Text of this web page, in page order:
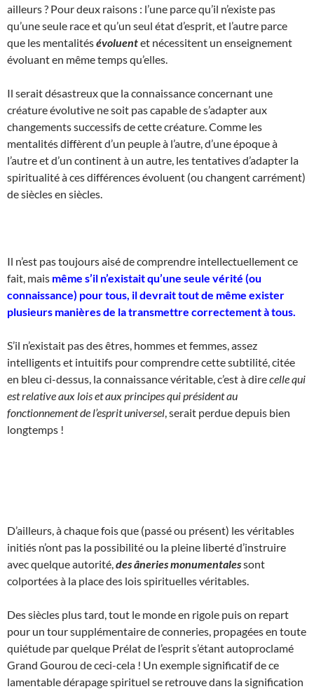
ailleurs ? Pour deux raisons : l’une parce qu’il n’existe pas
qu’une seule race et qu’un seul état d’esprit, et l’autre parce
que les mentalitésévoluentet nécessitent un enseignement
évoluant en même temps qu’elles.
Il serait désastreux que la connaissance concernant une
créature évolutive ne soit pas capable de s’adapter aux
changements successifs de cette créature. Comme les
mentalités diffèrent d’un peuple à l’autre, d’une époque à
l’autre et d’un continent à un autre, les tentatives d’adapter la
spiritualité à ces différences évoluent (ou changent carrément)
de siècles en siècles.
Il n’est pas toujours aisé de comprendre intellectuellement ce
fait, mais même s’il n’existait qu’une seule vérité (ou
connaissance) pour tous, il devrait tout de même exister
plusieurs manières de la transmettre correctement à tous.
S’il n’existait pas des êtres, hommes et femmes, assez
intelligents et intuitifs pour comprendre cette subtilité, citée
en bleu ci-dessus, la connaissance véritable, c’est à direcelle qui
est relative aux lois et aux principes qui président au
fonctionnement de l’esprit universel , serait perdue depuis bien
longtemps !
D’ailleurs, à chaque fois que (passé ou présent) les véritables
initiés n’ont pas la possibilité ou la pleine liberté d’instruire
avec quelque autorité, des âneries monumentalessont
colportées à la place des lois spirituelles véritables.
Des siècles plus tard, tout le monde en rigole puis on repart
pour un tour supplémentaire de conneries, propagées en toute
quiétude par quelque Prélat de l’esprit s’étant autoproclamé
Grand Gourou de ceci-cela ! Un exemple significatif de ce
lamentable dérapage spirituel se retrouve dans la signification